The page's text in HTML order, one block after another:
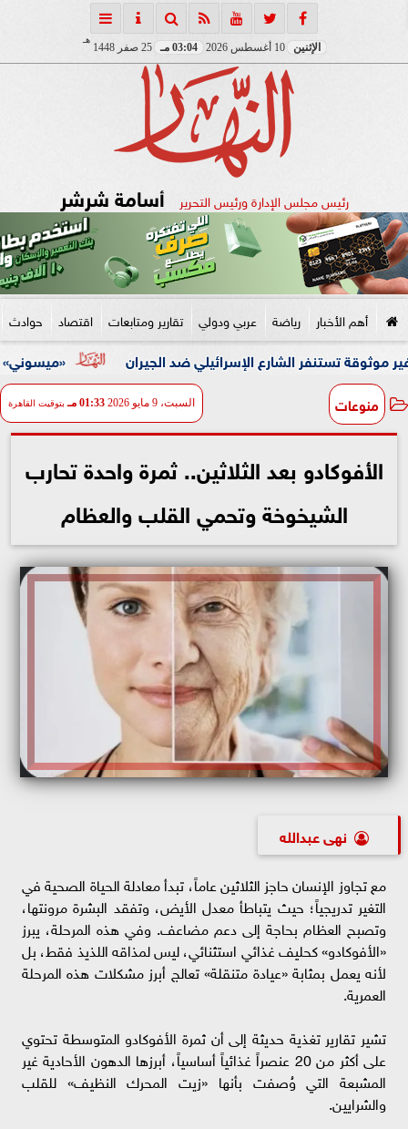
الإثنين 10 أغسطس 2026 03:04 مـ 25 صفر 1448
هـ
رئيس مجلس الإدارة ورئيس التحرير أسامة شرشر
أهم الأخبار رياضة عربي ودولي تقارير ومتابعات اقتصاد حوادث
«ميسوني» تطلق أول «Resort Club» لها في مصر وأفريقيا بالتعاون مع LMD بالساحل الشمالي الشارع الإسرائيلي ضد الجيران
منوعات السبت، 9 مايو 2026 01:33 مـ بتوقيت القاهرة
الأفوكادو بعد الثلاثين.. ثمرة واحدة تحارب
الشيخوخة وتحمي القلب والعظام
نهى عبدالله
مع تجاوز الإنسان حاجز الثلاثين عاماً، تبدأ معادلة الحياة الصحية في
التغير تدريجياً؛ حيث يتباطأ معدل الأيض، وتفقد البشرة مرونتها،
وتصبح العظام بحاجة إلى دعم مضاعف. وفي هذه المرحلة، يبرز
«الأفوكادو» كحليف غذائي استثنائي، ليس لمذاقه اللذيذ فقط، بل
لأنه يعمل بمثابة «عيادة متنقلة» تعالج أبرز مشكلات هذه المرحلة
العمرية.
تشير تقارير تغذية حديثة إلى أن ثمرة الأفوكادو المتوسطة تحتوي
على أكثر من 20 عنصراً غذائياً أساسياً، أبرزها الدهون الأحادية غير
المشبعة التي وُصفت بأنها «زيت المحرك النظيف» للقلب
والشرايين.